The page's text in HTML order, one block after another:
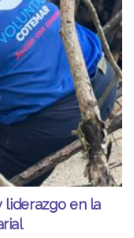
liderazgo en la